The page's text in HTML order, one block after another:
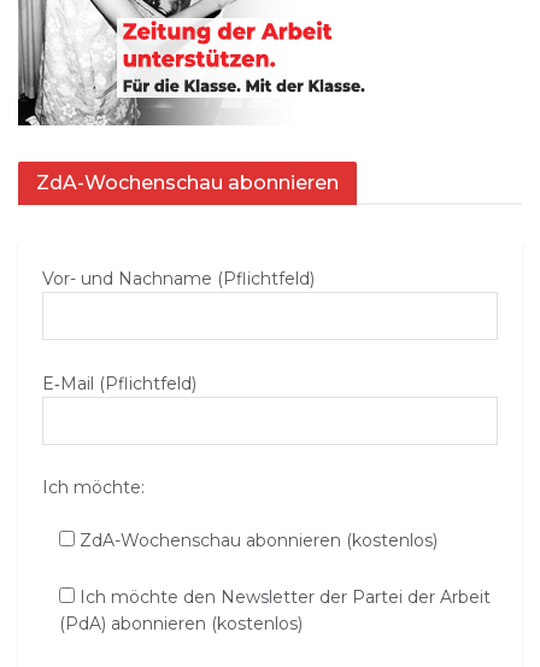
ZdA-Wochenschau abonnieren
Vor- und Nachname (Pflichtfeld)
E‑Mail (Pflichtfeld)
Ich möchte:
ZdA-Wochenschau abonnieren (kostenlos)
Ich möchte den Newsletter der Partei der Arbeit
(PdA) abonnieren (kostenlos)